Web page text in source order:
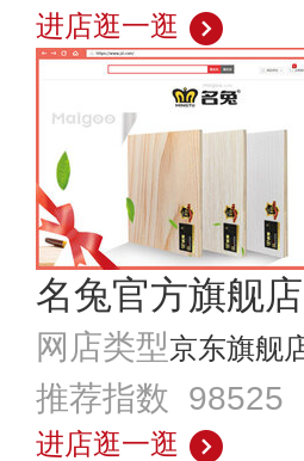
进店逛一逛
名兔官方旗舰店
网店类型京东旗舰
推荐指数 98525
进店逛一逛